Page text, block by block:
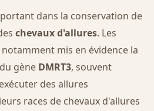
dans la conservation de
chevaux d'allures. Les
mis en évidence la
gène DMRT3, souvent
des allures
races de chevaux d'allures